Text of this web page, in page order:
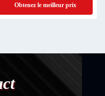
Obtenez le meilleur prix